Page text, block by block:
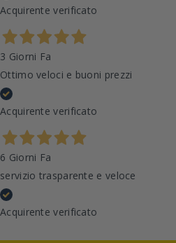
Acquirente verificato
3 Giorni Fa
Ottimo veloci e buoni prezzi
Acquirente verificato
6 Giorni Fa
servizio trasparente e veloce
Acquirente verificato